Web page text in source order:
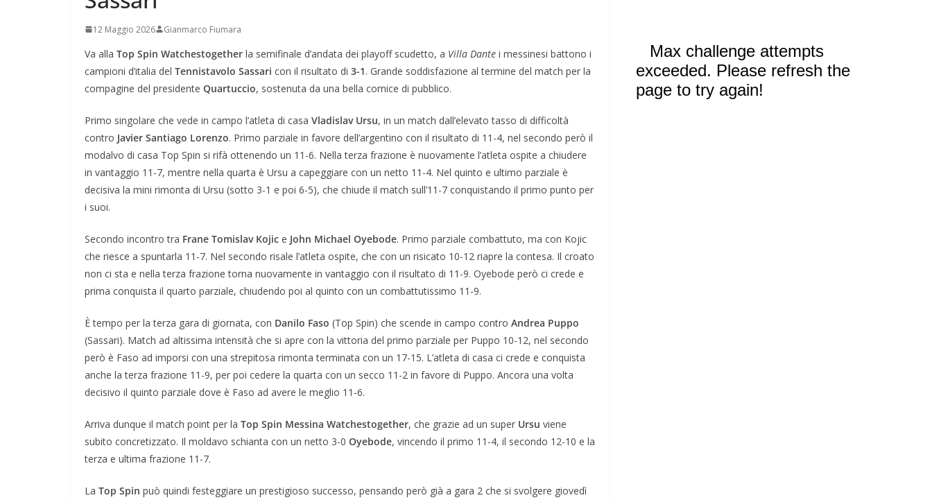
12 Maggio 2026 Gianmarco Fiumara
Va alla Top Spin Watchestogether la semifinale d’andata dei playoff scudetto, a Villa Dante i messinesi battono i
campioni d’italia del Tennistavolo Sassari con il risultato di 3-1. Grande soddisfazione al termine del match per la
compagine del presidente Quartuccio, sostenuta da una bella cornice di pubblico.
Primo singolare che vede in campo l’atleta di casa Vladislav Ursu, in un match dall’elevato tasso di difficoltà
contro Javier Santiago Lorenzo. Primo parziale in favore dell’argentino con il risultato di 11-4, nel secondo però il
modalvo di casa Top Spin si rifà ottenendo un 11-6. Nella terza frazione è nuovamente l’atleta ospite a chiudere
in vantaggio 11-7, mentre nella quarta è Ursu a capeggiare con un netto 11-4. Nel quinto e ultimo parziale è
decisiva la mini rimonta di Ursu (sotto 3-1 e poi 6-5), che chiude il match sull’11-7 conquistando il primo punto per
i suoi.
Secondo incontro tra Frane Tomislav Kojic e John Michael Oyebode. Primo parziale combattuto, ma con Kojic
che riesce a spuntarla 11-7. Nel secondo risale l’atleta ospite, che con un risicato 10-12 riapre la contesa. Il croato
non ci sta e nella terza frazione torna nuovamente in vantaggio con il risultato di 11-9. Oyebode però ci crede e
prima conquista il quarto parziale, chiudendo poi al quinto con un combattutissimo 11-9.
È tempo per la terza gara di giornata, con Danilo Faso (Top Spin) che scende in campo contro Andrea Puppo
(Sassari). Match ad altissima intensità che si apre con la vittoria del primo parziale per Puppo 10-12, nel secondo
però è Faso ad imporsi con una strepitosa rimonta terminata con un 17-15. L’atleta di casa ci crede e conquista
anche la terza frazione 11-9, per poi cedere la quarta con un secco 11-2 in favore di Puppo. Ancora una volta
decisivo il quinto parziale dove è Faso ad avere le meglio 11-6.
Arriva dunque il match point per la Top Spin Messina Watchestogether, che grazie ad un super Ursu viene
subito concretizzato. Il moldavo schianta con un netto 3-0 Oyebode, vincendo il primo 11-4, il secondo 12-10 e la
terza e ultima frazione 11-7.
La Top Spin può quindi festeggiare un prestigioso successo, pensando però già a gara 2 che si svolgere giovedì